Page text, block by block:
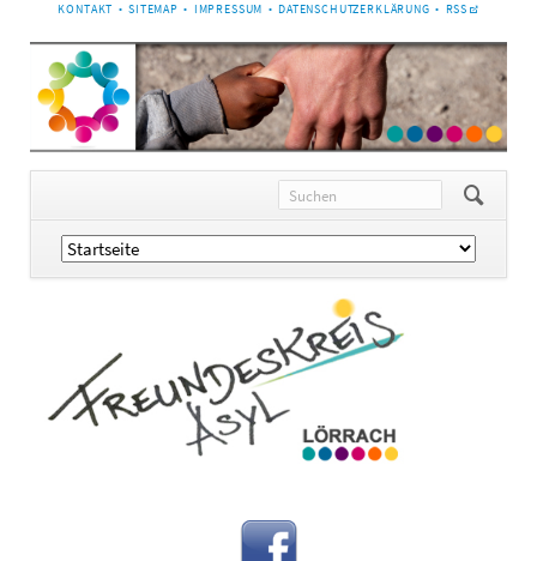
NAVIGATION
KONTAKT SITEMAP IMPRESSUM DATENSCHUTZERKLÄRUNG RSS
Navigation
überspringen